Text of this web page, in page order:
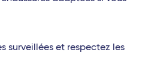
surveillées et respectez les